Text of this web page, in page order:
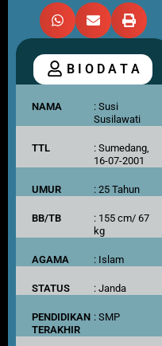
B I O D A T A
NAMA
: Susi
Susilawati
TTL
: Sumedang,
16-07-2001
UMUR : 25 Tahun
BB/TB
: 155 cm/ 67
kg
AGAMA : Islam
STATUS : Janda
PENDIDIKAN
TERAKHIR
: SMP